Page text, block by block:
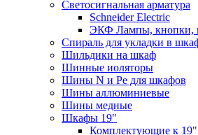
Светосигнальная арматура
Schneider Electric
ЭКФ Лампы, кнопки,
Спираль для укладки в
Шильдики на шкаф
Шинные иоляторы
Шины N и Pe для шкафов
Шины аллюминиевые
Шины медные
Шкафы 19"
Комплектующие к 19"